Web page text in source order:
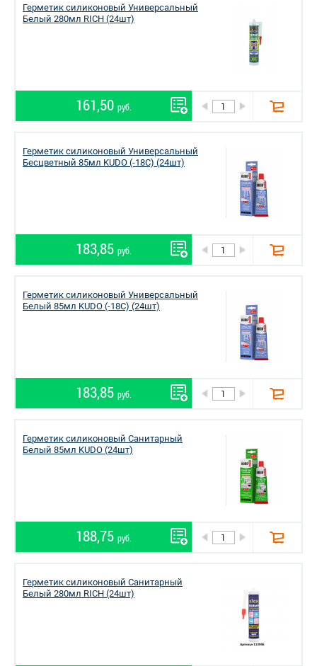
Герметик силиконовый Универсальный
Белый 280мл RICH (24шт)
161,50 руб.
Герметик силиконовый Универсальный
Бесцветный 85мл KUDO (-18С) (24шт)
183,85 руб.
Герметик силиконовый Универсальный
Белый 85мл KUDO (-18С) (24шт)
183,85 руб.
Герметик силиконовый Санитарный
Белый 85мл KUDO (24шт)
188,75 руб.
Герметик силиконовый Санитарный
Белый 280мл RICH (24шт)